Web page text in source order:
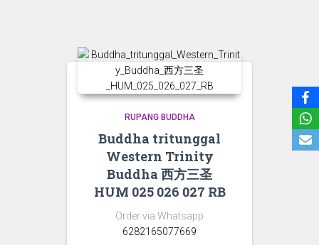
RUPANG BUDDHA
Buddha tritunggal
Western Trinity
Buddha 西方三圣
HUM 025 026 027 RB
Order via Whatsapp
6282165077669